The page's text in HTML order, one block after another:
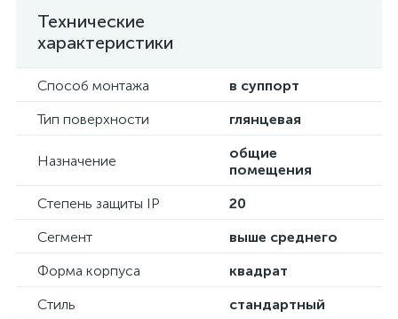
Технические
характеристики
Способ монтажа
в суппорт
Тип поверхности
глянцевая
Назначение
общие
помещения
Степень защиты IP
20
Сегмент
выше среднего
Форма корпуса
квадрат
Стиль
стандартный